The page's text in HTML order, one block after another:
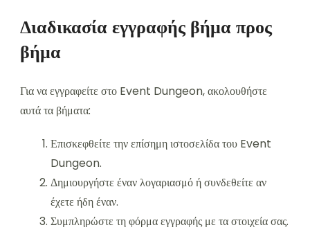
Διαδικασία εγγραφής βήμα προς
βήμα
Για να εγγραφείτε στο Event Dungeon, ακολουθήστε
αυτά τα βήματα:
Επισκεφθείτε την επίσημη ιστοσελίδα του Event
Dungeon.
Δημιουργήστε έναν λογαριασμό ή συνδεθείτε αν
έχετε ήδη έναν.
Συμπληρώστε τη φόρμα εγγραφής με τα στοιχεία σας.